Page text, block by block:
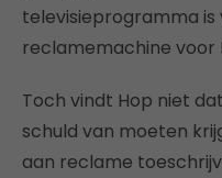
televisieprogramma is
reclamemachine voor
Toch vindt Hop niet
schuld van moeten
aan reclame